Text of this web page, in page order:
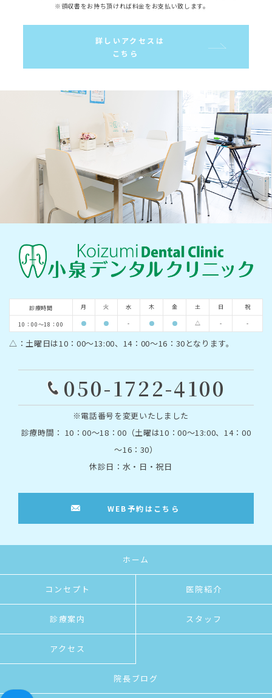
※領収書をお持ち頂ければ料金をお支払い致します。
詳しいアクセスは
こちら
診療時間 月 火 水 木 金 土 日 祝
10：00～18：00 - △ - -
△：土曜日は10：00～13:00、14：00～16：30となります。
050-1722-4100
※電話番号を変更いたしました
診療時間： 10：00～18：00（土曜は10：00～13:00、14：00
～16：30）
休診日：水・日・祝日
WEB予約はこちら
ホーム
コンセプト 医院紹介
診療案内 スタッフ
アクセス
院長ブログ